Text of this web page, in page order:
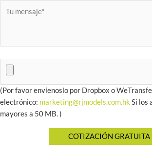
(Por favor envíenoslo por Dropbox o
electrónico: marketing@rjmodels.com.hk Si los
mayores a 50 MB. )